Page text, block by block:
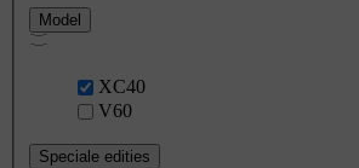
Model
XC40
V60
Speciale edities